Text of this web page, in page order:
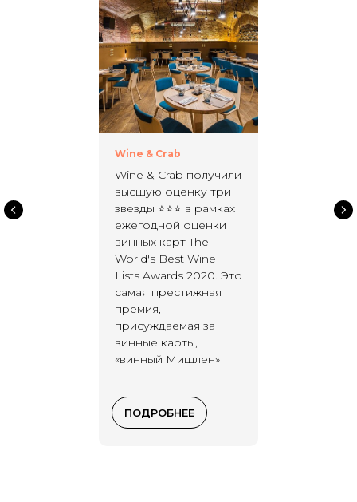
Wine & Crab
Wine & Crab получили
высшую оценку три
звезды ⭐⭐⭐ в рамках
ежегодной оценки
винных карт The
World's Best Wine
Lists Awards 2020. Это
самая престижная
премия,
присуждаемая за
винные карты,
«винный Мишлен»
ПОДРОБНЕЕ